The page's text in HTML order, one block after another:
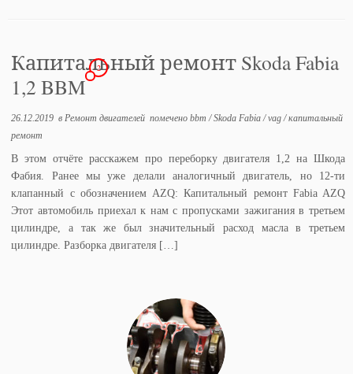
Капитальный ремонт Skoda Fabia
1,2 BBM
2
26.12.2019 в Ремонт двигателей помеченоbbm/Skoda Fabia/vag/капитальный
ремонт
В этом отчёте расскажем про переборку двигателя 1,2 на Шкода
Фабия. Ранее мы уже делали аналогичный двигатель, но 12-ти
клапанный с обозначением AZQ: Капитальный ремонт Fabia AZQ
Этот автомобиль приехал к нам с пропусками зажигания в третьем
цилиндре, а так же был значительный расход масла в третьем
цилиндре. Разборка двигателя […]